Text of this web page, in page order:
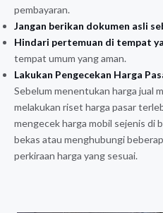
pembayaran.
Jangan berikan dokumen asli
Hindari pertemuan di tempat
tempat umum yang aman.
Lakukan Pengecekan Harga
Sebelum menentukan harga jual
melakukan riset harga pasar
mengecek harga mobil sejenis di
bekas atau menghubungi
perkiraan harga yang sesuai.